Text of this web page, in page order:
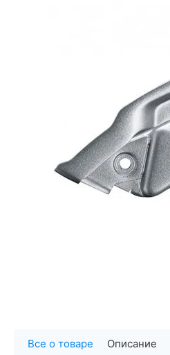
Все о товаре Описание